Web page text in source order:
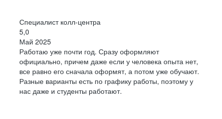
Специалист колл-центра
5,0
Май 2025
Работаю уже почти год. Сразу оформляют
официально, причем даже если у человека опыта нет,
все равно его сначала оформят, а потом уже обучают.
Разные варианты есть по графику работы, поэтому у
нас даже и студенты работают.